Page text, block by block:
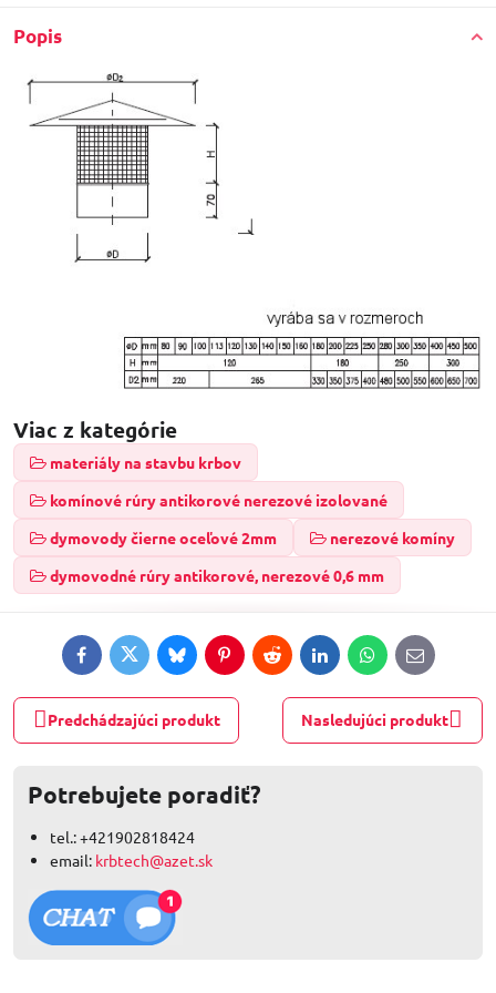
Popis
Viac z kategórie
materiály na stavbu krbov
komínové rúry antikorové nerezové izolované
dymovody čierne oceľové 2mm
nerezové komíny
dymovodné rúry antikorové, nerezové 0,6 mm
FacebookTwitterBlueskyPinterestRedditLinkedInWhatsApp
E-
mail
Predchádzajúci produkt Nasledujúci produkt
Potrebujete poradiť?
tel.: +421902818424
email: krbtech@azet.sk